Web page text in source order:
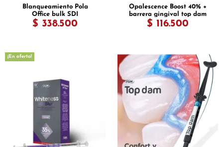
Blanqueamiento Pola
Office bulk SDI
$ 338.500
Opalescence Boost 40% +
barrera gingival top dam
$ 116.500
¡En oferta!